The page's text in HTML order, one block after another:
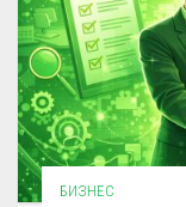
БИЗНЕС